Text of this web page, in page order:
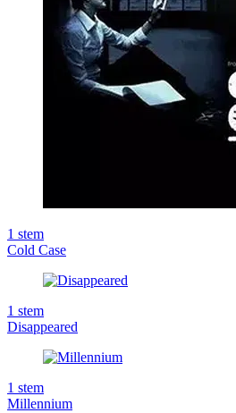
1 stem
Cold Case
1 stem
Disappeared
1 stem
Millennium